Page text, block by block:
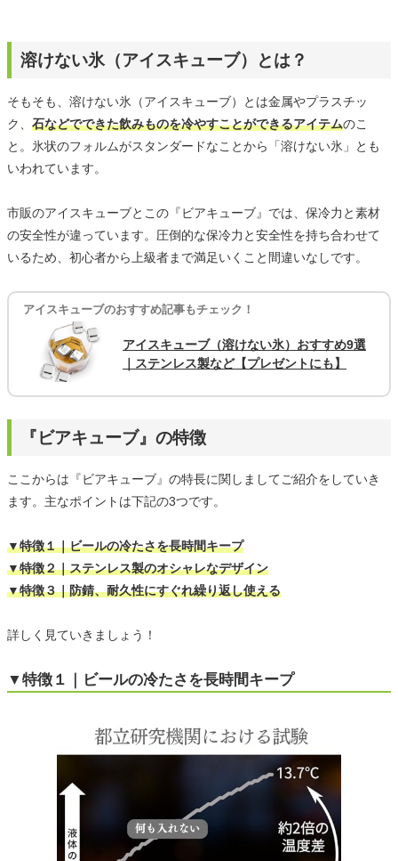
溶けない氷（アイスキューブ）とは？
そもそも、溶けない氷（アイスキューブ）とは金属やプラスチッ
ク、 石などでできた飲みものを冷やすことができるアイテムのこ
と。氷状のフォルムがスタンダードなことから「溶けない氷」とも
いわれています。
市販のアイスキューブとこの『ビアキューブ』では、保冷力と素材
の安全性が違っています。圧倒的な保冷力と安全性を持ち合わせて
いるため、初心者から上級者まで満足いくこと間違いなしです。
アイスキューブのおすすめ記事もチェック！
アイスキューブ（溶けない氷）おすすめ9選
｜ステンレス製など【プレゼントにも】
『ビアキューブ』の特徴
ここからは『ビアキューブ』の特長に関しましてご紹介をしていき
ます。主なポイントは下記の3つです。
▼特徴１｜ビールの冷たさを長時間キープ
▼特徴２｜ステンレス製のオシャレなデザイン
▼特徴３｜防錆、耐久性にすぐれ繰り返し使える
詳しく見ていきましょう！
▼特徴１｜ビールの冷たさを長時間キープ